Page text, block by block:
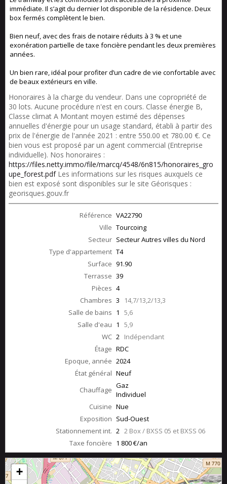
immédiate. Il s’agit du dernier lot disponible de la résidence. Deux
box fermés complètent le bien.
Bien neuf, avec des frais de notaire réduits à 3 % et une
exonération partielle de taxe foncière pendant les deux premières
années.
Un bien rare, idéal pour profiter d’un cadre de vie confortable avec
de beaux extérieurs en ville.
Honoraires à la charge du vendeur. Dans une copropriété de
30 lots. Aucune procédure n'est en cours. Classe énergie B,
Classe climat A Montant moyen estimé des dépenses
annuelles d'énergie pour un usage standard, établi à partir des
prix de l'énergie de l'année 2021 : entre 550.00 et 780.00 €. Ce
bien vous est proposé par un agent commercial (Entreprise
individuelle). Nos honoraires :
https://files.netty.immo/file/marcq/4548/6n815/honoraires_gro
upe_forest.pdfLes informations sur les risques auxquels ce
bien est exposé sont disponibles sur le site Géorisques :
georisques.gouv.fr
Référence VA22790
Ville Tourcoing
Secteur Secteur Autres villes du Nord
Type d'appartement T4
Surface 91.90
Terrasse 39
Pièces 4
Chambres 3
14,7/13,2/13,3
Salle de bains 1 5,6
Salle d'eau 1 5,9
WC 2 Indépendant
Étage RDC
Epoque, année 2024
État général Neuf
Chauffage Gaz
Individuel
Cuisine Nue
Exposition Sud-Ouest
Stationnement int. 2 2 Box / BXSS 05 et BXSS 06
Taxe foncière 1 800 €/an
+